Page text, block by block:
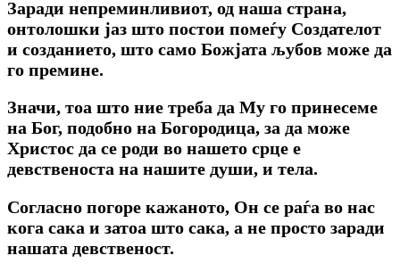
Заради непреминливиот, од наша страна,
онтолошки јаз што постои помеѓу Создателот
и созданието, што само Божјата љубов може да
го премине.
Значи, тоа што ние треба да Му го принесеме
на Бог, подобно на Богородица, за да може
Христос да се роди во нашето срце е
девственоста на нашите души, и тела.
Согласно погоре кажаното, Он се раѓа во нас
кога сака и затоа што сака, а не просто заради
нашата девственост.